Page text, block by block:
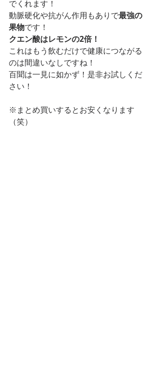
でくれます！
動脈硬化や抗がん作用もありで最強の
果物です！
クエン酸はレモンの2倍！
これはもう飲むだけで健康につながる
のは間違いなしですね！
百聞は一見に如かず！是非お試しくだ
さい！
※まとめ買いするとお安くなります
（笑）